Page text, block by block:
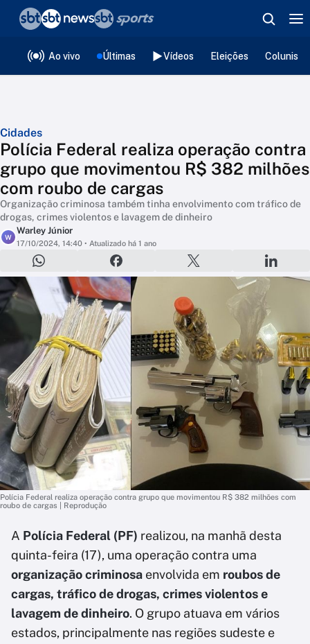
Ao vivo Últimas Vídeos Eleições
Cidades
Polícia Federal realiza operação contra
grupo que movimentou R$ 382 milhões
com roubo de cargas
Organização criminosa também tinha envolvimento com tráfico de
drogas, crimes violentos e lavagem de dinheiro
W
Warley Júnior
17/10/2024, 14:40 • Atualizado há 1 ano
Polícia Federal realiza operação contra grupo que movimentou R$ 382 milhões com
roubo de cargas | Reprodução
A Polícia Federal (PF) realizou, na manhã desta
quinta-feira (17), uma operação contra uma
organização criminosa envolvida em roubos de
cargas, tráfico de drogas, crimes violentos e
lavagem de dinheiro. O grupo atuava em vários
estados, principalmente nas regiões sudeste e
❮voltar
Editorias